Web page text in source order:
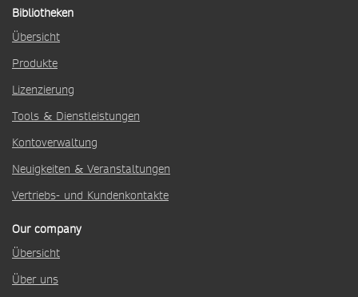
Bibliotheken
Übersicht
Produkte
Lizenzierung
Tools & Dienstleistungen
Kontoverwaltung
Neuigkeiten & Veranstaltungen
Vertriebs- und Kundenkontakte
Our company
Übersicht
Über uns